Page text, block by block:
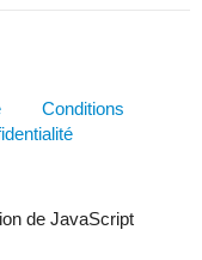
Conditions
de JavaScript